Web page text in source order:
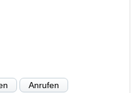
Anrufen